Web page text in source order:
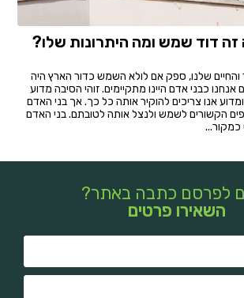
דוד שמש ומה היתרונות שלו?
שלנו, ספק אם לולא השמש כדור הארץ היה
כבני אדם היינו מתקיימים. זוהי הסיבה מדוע
אנו צריכים להוקיר אותה כל כך. אך בני האדם
הקשורים לשמש ולנצל אותה לטובתם. בני האדם
לפרסם כתבה באתר?
השאירו פרטים